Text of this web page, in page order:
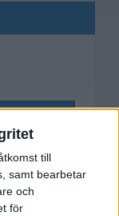
till
samt bearbetar
och
för
Skriv svar